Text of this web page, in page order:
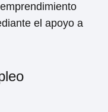
el apoyo a